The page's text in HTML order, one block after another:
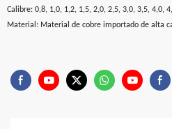
Calibre: 0,8, 1,0, 1,2, 1,5, 2,0, 2,5, 3,0, 3,5, 4,0,
Material: Material de cobre importado de alta